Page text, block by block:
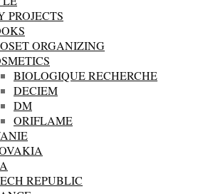
PROJECTS
ORGANIZING
BIOLOGIQUE RECHERCHE
DECIEM
DM
ORIFLAME
REPUBLIC